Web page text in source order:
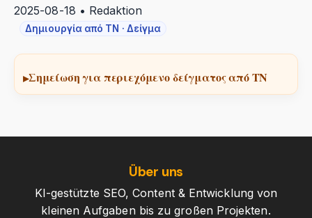
2025-08-18 • Redaktion
Δημιουργία από ΤΝ · Δείγμα
Σημείωση για περιεχόμενο δείγματος από ΤΝ
Über uns
KI-gestützte SEO, Content & Entwicklung von
kleinen Aufgaben bis zu großen Projekten.